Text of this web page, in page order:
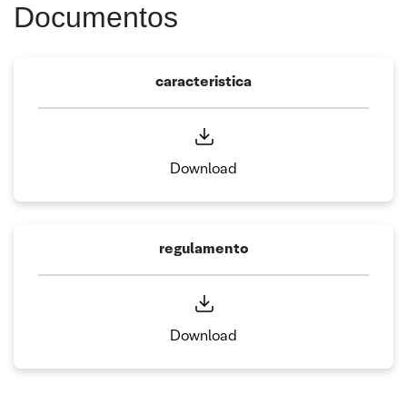
Documentos
caracteristica
Download
regulamento
Download